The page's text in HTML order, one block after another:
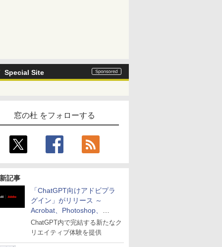
Special Site
窓の杜 をフォローする
記事
「ChatGPT向けアドビプラ
グイン」がリリース ～
Acrobat、Photoshop、
Premiereなどの機能を1つの
プラグインに統合
ChatGPT内で完結する新たなク
リエイティブ体験を提供